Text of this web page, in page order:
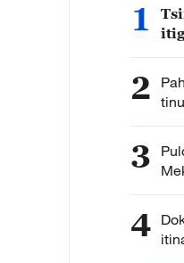
1
2
3
ng
4